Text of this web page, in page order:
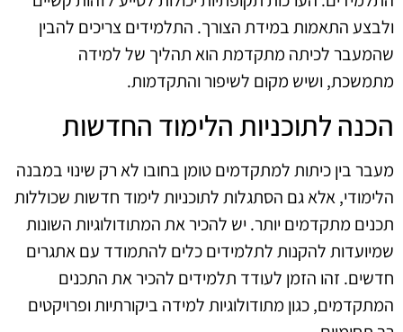
ולבצע התאמות במידת הצורך. התלמידים צריכים להבין
שהמעבר לכיתה מתקדמת הוא תהליך של למידה
מתמשכת, ושיש מקום לשיפור והתקדמות.
הכנה לתוכניות הלימוד החדשות
מעבר בין כיתות למתקדמים טומן בחובו לא רק שינוי במבנה
הלימודי, אלא גם הסתגלות לתוכניות לימוד חדשות שכוללות
תכנים מתקדמים יותר. יש להכיר את המתודולוגיות השונות
שמיועדות להקנות לתלמידים כלים להתמודד עם אתגרים
חדשים. זהו הזמן לעודד תלמידים להכיר את התכנים
המתקדמים, כגון מתודולוגיות למידה ביקורתיות ופרויקטים